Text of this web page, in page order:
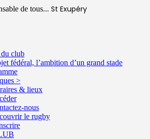
de tous... St Exupéry
club
fédéral, l’ambition d’un grand stade
>
& lieux
nous
le rugby